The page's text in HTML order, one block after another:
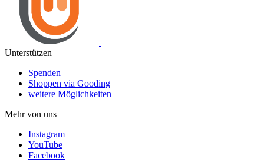
Unterstützen
Spenden
Shoppen via Gooding
weitere Möglichkeiten
Mehr von uns
Instagram
YouTube
Facebook